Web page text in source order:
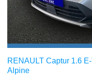
RENAULT Captur 1.6
Alpine